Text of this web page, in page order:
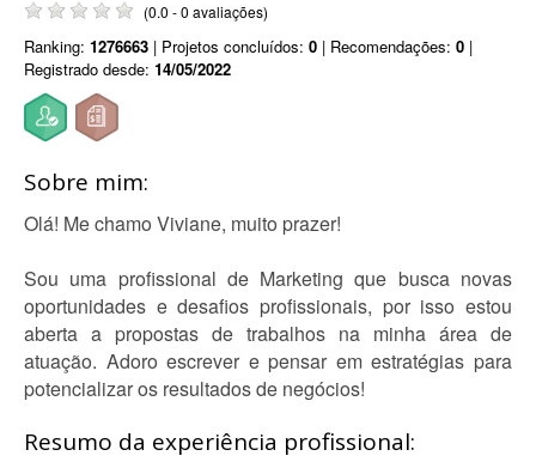
(0.0 - 0 avaliações)
Ranking: 1276663 | Projetos concluídos: 0 | Recomendações: 0 |
Registrado desde: 14/05/2022
Sobre mim:
Olá! Me chamo Viviane, muito prazer!
Sou uma profissional de Marketing que busca novas
oportunidades e desafios profissionais, por isso estou
aberta a propostas de trabalhos na minha área de
atuação. Adoro escrever e pensar em estratégias para
potencializar os resultados de negócios!
Resumo da experiência profissional: